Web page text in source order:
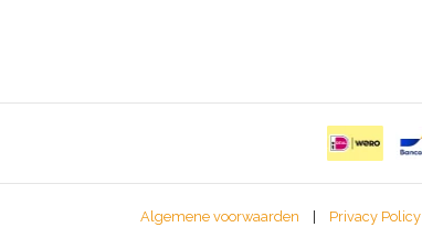
Algemene voorwaarden Privacy Policy